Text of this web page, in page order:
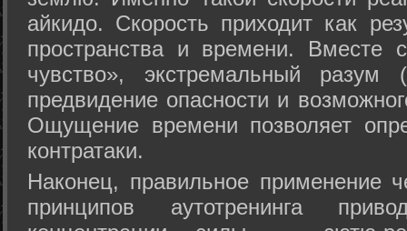
айкидо. Скорость приходит как
пространства и времени. Вместе
чувство», экстремальный разум
предвидение опасности и
Ощущение времени позволяет
контратаки.
Наконец, правильное применение
принципов аутотренинга